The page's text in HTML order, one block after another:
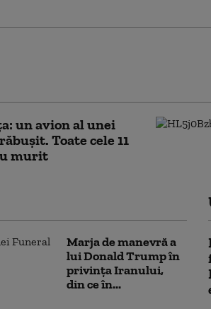
un avion al unei
Toate cele 11
murit
Marja de manevră a
lui Donald Trump în
privința Iranului,
din ce în...